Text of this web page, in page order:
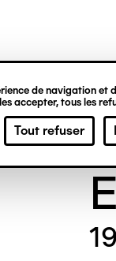
de navigation et
accepter, tous les
Tout refuser